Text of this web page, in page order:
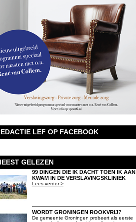
LEF OP FACEBOOK
GELEZEN
99 DINGEN DIE IK DACHT TOEN IK AAN
KWAM IN DE VERSLAVINGSKLINIEK
Lees verder >
WORDT GRONINGEN ROOKVRIJ?
De gemeente Groningen probeert als eerste